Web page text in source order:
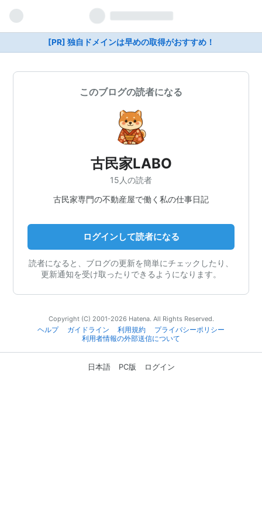
[PR] 独自ドメインは早めの取得がおすすめ！
このブログの読者になる
古民家LABO
15人の読者
古民家専門の不動産屋で働く私の仕事日記
ログインして読者になる
読者になると、ブログの更新を簡単にチェックしたり、
更新通知を受け取ったりできるようになります。
Copyright (C) 2001-2026 Hatena. All Rights Reserved.
ヘルプ
ガイドライン 利用規約
プライバシーポリシー
利用者情報の外部送信について
日本語 PC版 ログイン